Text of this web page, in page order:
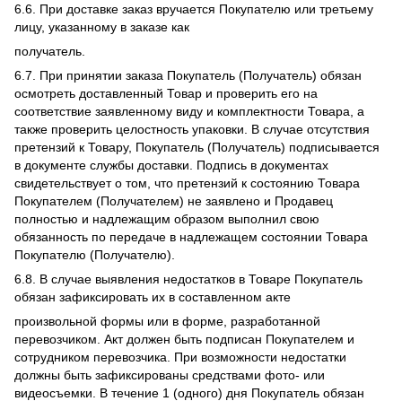
6.6. При доставке заказ вручается Покупателю или третьему
лицу, указанному в заказе как
получатель.
6.7. При принятии заказа Покупатель (Получатель) обязан
осмотреть доставленный Товар и проверить его на
соответствие заявленному виду и комплектности Товара, а
также проверить целостность упаковки. В случае отсутствия
претензий к Товару, Покупатель (Получатель) подписывается
в документе службы доставки. Подпись в документах
свидетельствует о том, что претензий к состоянию Товара
Покупателем (Получателем) не заявлено и Продавец
полностью и надлежащим образом выполнил свою
обязанность по передаче в надлежащем состоянии Товара
Покупателю (Получателю).
6.8. В случае выявления недостатков в Товаре Покупатель
обязан зафиксировать их в составленном акте
произвольной формы или в форме, разработанной
перевозчиком. Акт должен быть подписан Покупателем и
сотрудником перевозчика. При возможности недостатки
должны быть зафиксированы средствами фото- или
видеосъемки. В течение 1 (одного) дня Покупатель обязан